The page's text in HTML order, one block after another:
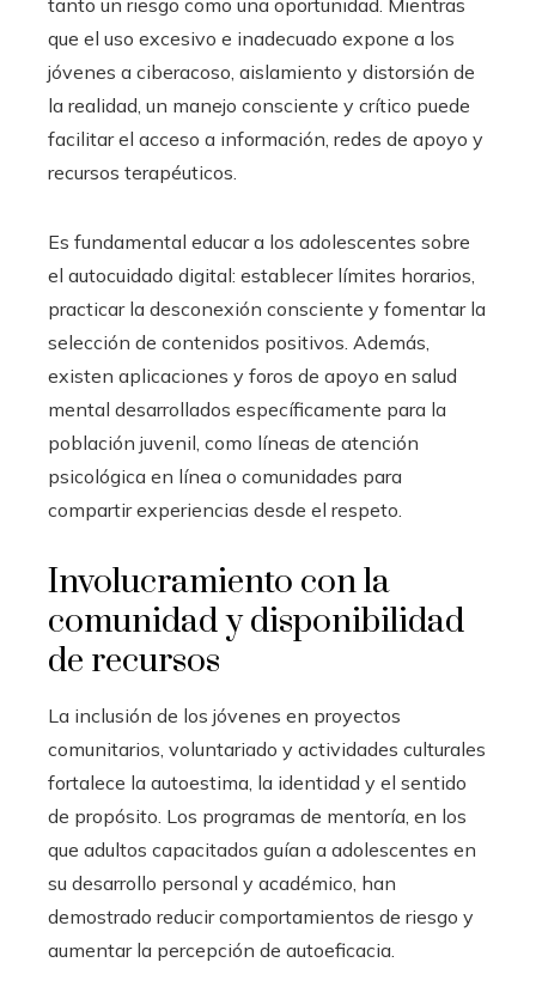
que el uso excesivo e inadecuado expone a los
jóvenes a ciberacoso, aislamiento y distorsión de
la realidad, un manejo consciente y crítico puede
facilitar el acceso a información, redes de apoyo y
recursos terapéuticos.
Es fundamental educar a los adolescentes sobre
el autocuidado digital: establecer límites horarios,
practicar la desconexión consciente y fomentar la
selección de contenidos positivos. Además,
existen aplicaciones y foros de apoyo en salud
mental desarrollados específicamente para la
población juvenil, como líneas de atención
psicológica en línea o comunidades para
compartir experiencias desde el respeto.
Involucramiento con la
comunidad y disponibilidad
de recursos
La inclusión de los jóvenes en proyectos
comunitarios, voluntariado y actividades culturales
fortalece la autoestima, la identidad y el sentido
de propósito. Los programas de mentoría, en los
que adultos capacitados guían a adolescentes en
su desarrollo personal y académico, han
demostrado reducir comportamientos de riesgo y
aumentar la percepción de autoeficacia.